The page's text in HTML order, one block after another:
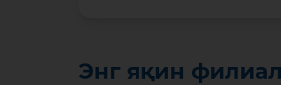
Энг яқин